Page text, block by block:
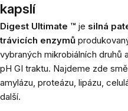
kapslí
Digest Ultimate ™ je silná
trávicích enzymů
vybraných mikrobiálních druhů
pH GI traktu. Najdeme zde
amylázu, proteázu, lipázu,
další.